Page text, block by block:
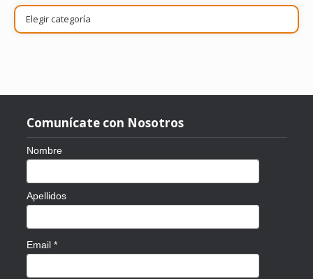
Publicaciones
por
tema
Comunícate con Nosotros
Nombre
Apellidos
Email *